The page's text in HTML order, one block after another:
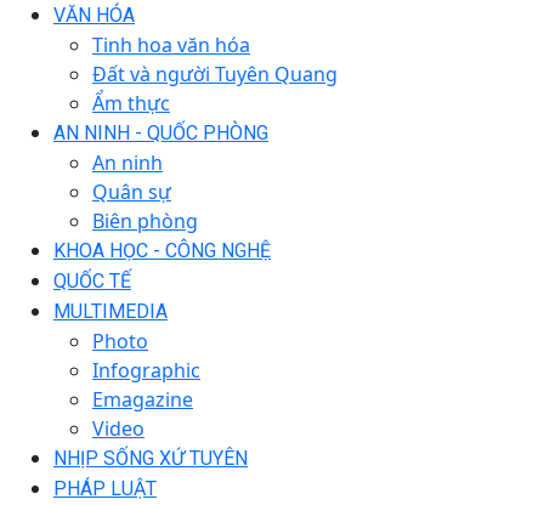
VĂN HÓA
Tinh hoa văn hóa
Đất và người Tuyên Quang
Ẩm thực
AN NINH - QUỐC PHÒNG
An ninh
Quân sự
Biên phòng
KHOA HỌC - CÔNG NGHỆ
QUỐC TẾ
MULTIMEDIA
Photo
Infographic
Emagazine
Video
NHỊP SỐNG XỨ TUYÊN
PHÁP LUẬT